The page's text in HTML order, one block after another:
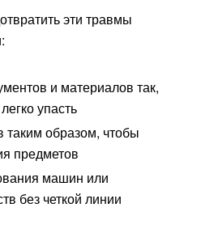
эти травмы
и материалов так,
упасть
таким образом, чтобы
предметов
машин или
без четкой линии